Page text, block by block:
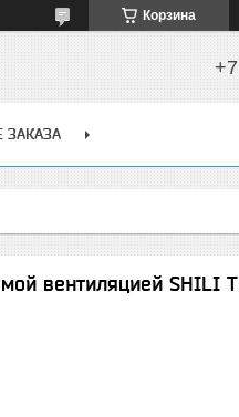
Корзина
вентиляцией SHILI